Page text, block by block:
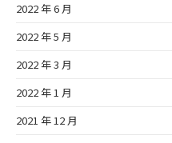
2022 年 6 月
2022 年 5 月
2022 年 3 月
2022 年 1 月
2021 年 12 月